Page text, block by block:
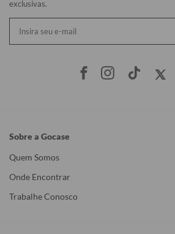
exclusivas.
Sobre a Gocase
Quem Somos
Onde Encontrar
Trabalhe Conosco